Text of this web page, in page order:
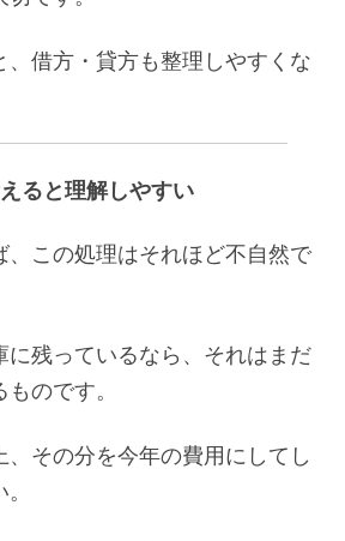
、借方・貸方も整理しやすくな
ると理解しやすい
、この処理はそれほど不自然で
に残っているなら、それはまだ
のです。
その分を今年の費用にしてし